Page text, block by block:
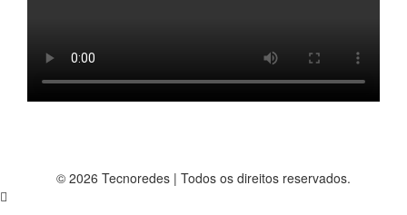
© 2026 Tecnoredes | Todos os direitos reservados.